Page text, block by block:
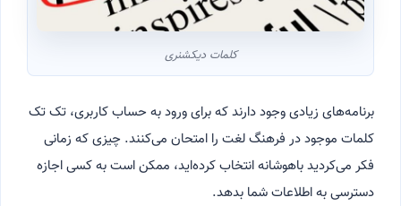
کلمات دیکشنری
برنامه‌های زیادی وجود دارند که برای ورود به حساب کاربری، تک تک
کلمات موجود در فرهنگ لغت را امتحان می‌کنند. چیزی که زمانی
فکر می‌کردید باهوشانه انتخاب کرده‌اید، ممکن است به کسی اجازه
دسترسی به اطلاعات شما بدهد.